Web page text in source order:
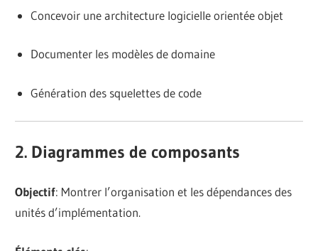
Concevoir une architecture logicielle orientée objet
Documenter les modèles de domaine
Génération des squelettes de code
2. Diagrammes de composants
Objectif: Montrer l’organisation et les dépendances des
unités d’implémentation.